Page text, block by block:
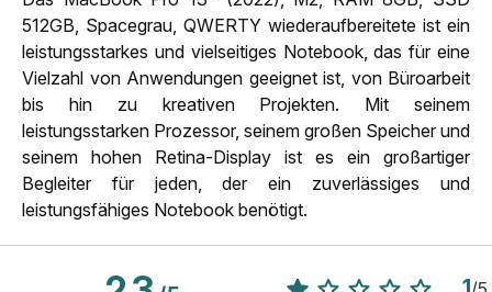
512GB, Spacegrau, QWERTY wiederaufbereitete ist ein
leistungsstarkes und vielseitiges Notebook, das für eine
Vielzahl von Anwendungen geeignet ist, von Büroarbeit
bis hin zu kreativen Projekten. Mit seinem
leistungsstarken Prozessor, seinem großen Speicher und
seinem hohen Retina-Display ist es ein großartiger
Begleiter für jeden, der ein zuverlässiges und
leistungsfähiges Notebook benötigt.